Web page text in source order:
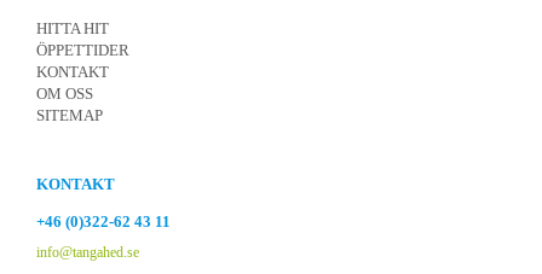
HITTA HIT
ÖPPETTIDER
KONTAKT
OM OSS
SITEMAP
KONTAKT
+46 (0)322-62 43 11
info@tangahed.se